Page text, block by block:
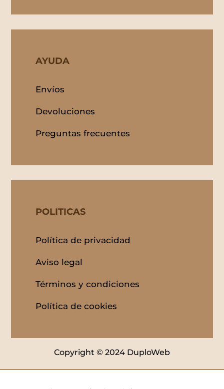
AYUDA
Envíos
Devoluciones
Preguntas frecuentes
POLITICAS
Política de privacidad
Aviso legal
Términos y condiciones
Política de cookies
Copyright © 2024 DuploWeb